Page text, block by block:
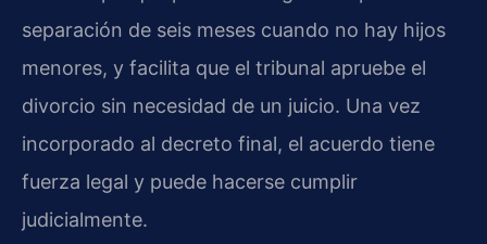
separación de seis meses cuando no hay hijos
menores, y facilita que el tribunal apruebe el
divorcio sin necesidad de un juicio. Una vez
incorporado al decreto final, el acuerdo tiene
fuerza legal y puede hacerse cumplir
judicialmente.